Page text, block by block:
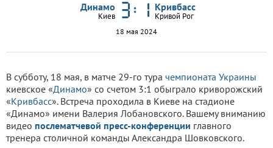
Динамо
Киев
Кривбасс
Кривой Рог
18 мая 2024
В субботу, 18 мая, в матче 29-го тура чемпионата Украины
киевское «Динамо» со счетом 3:1 обыграло криворожский
«Кривбасс». Встреча проходила в Киеве на стадионе
«Динамо» имени Валерия Лобановского. Вашему вниманию
видео послематчевой пресс-конференции главного
тренера столичной команды Александра Шовковского.